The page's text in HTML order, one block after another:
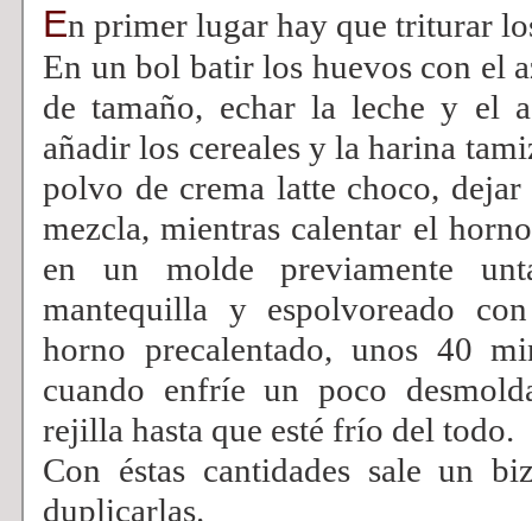
En primer lugar hay que triturar
En un bol batir los huevos con el
de tamaño, echar la leche y el
añadir los cereales y la harina
polvo de crema latte choco,
mezcla, mientras calentar el
en un molde previamente
mantequilla y espolvoreado
horno precalentado, unos 40
cuando enfríe un poco
rejilla hasta que esté frío del todo.
Con éstas cantidades sale un
duplicarlas.